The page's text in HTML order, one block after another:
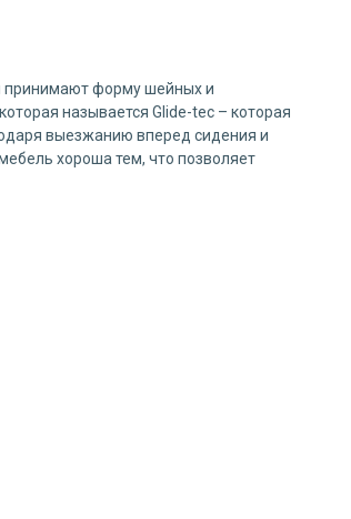
принимают форму шейных и
называется Glide-tec – которая
выезжанию вперед сидения и
хороша тем, что позволяет